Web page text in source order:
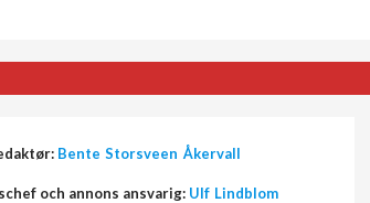
Bente Storsveen Åkervall
och annons ansvarig: Ulf Lindblom